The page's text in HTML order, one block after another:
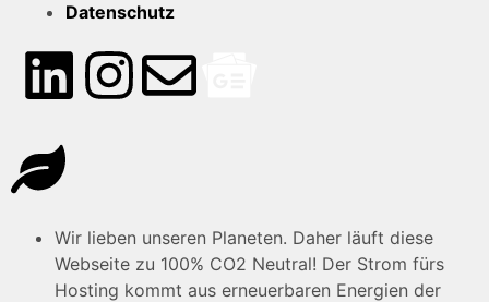
Datenschutz
Wir lieben unseren Planeten. Daher läuft diese
Webseite zu 100% CO2 Neutral! Der Strom fürs
Hosting kommt aus erneuerbaren Energien der